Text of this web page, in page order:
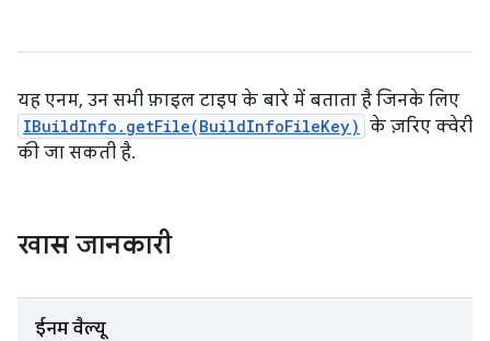
यह एनम, उन सभी फ़ाइल टाइप के बारे में बताता है जिनके लिए
IBuildInfo.getFile(BuildInfoFileKey) के ज़रिए क्वेरी
की जा सकती है.
खास जानकारी
ईनम वैल्यू